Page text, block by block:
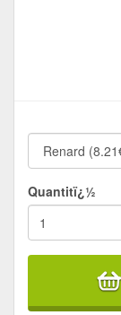
Quantitï¿½